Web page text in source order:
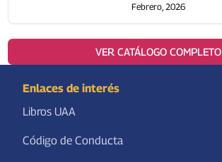
Febrero, 2026
VER CATÁLOGO COMPLETO
Enlaces de interés
Libros UAA
Código de Conducta